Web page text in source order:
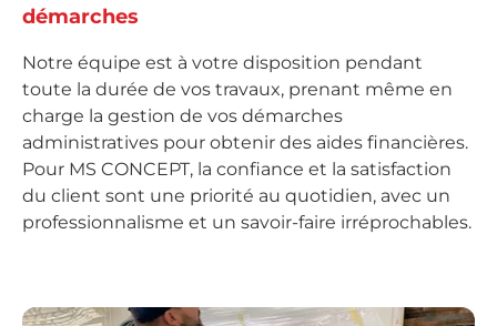
démarches
Notre équipe est à votre disposition pendant
toute la durée de vos travaux, prenant même en
charge la gestion de vos démarches
administratives pour obtenir des aides financières.
Pour MS CONCEPT, la confiance et la satisfaction
du client sont une priorité au quotidien, avec un
professionnalisme et un savoir-faire irréprochables.